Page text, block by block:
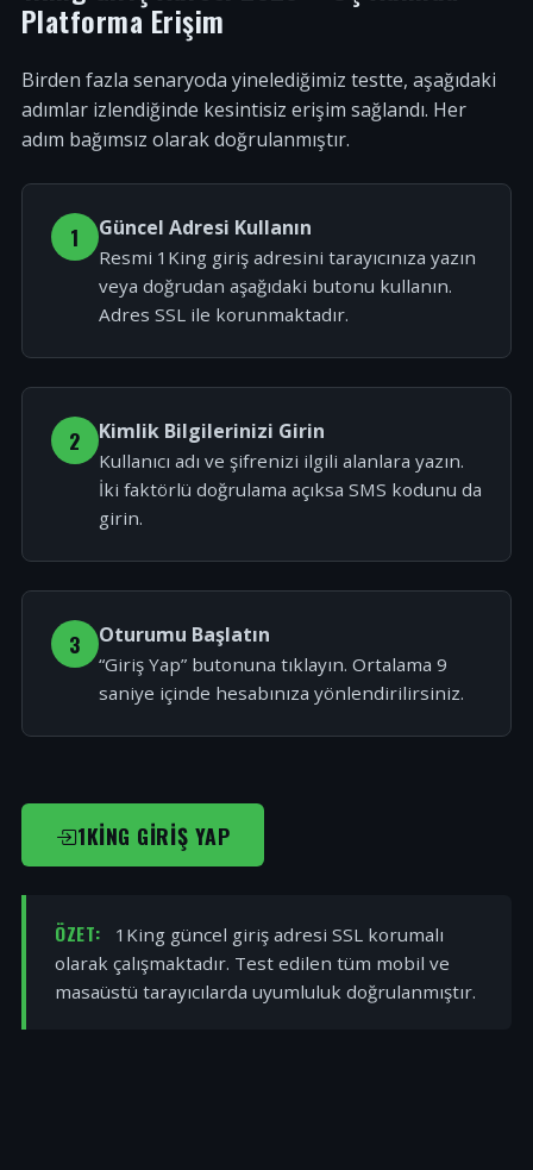
Platforma Erişim
Birden fazla senaryoda yinelediğimiz testte, aşağıdaki
adımlar izlendiğinde kesintisiz erişim sağlandı. Her
adım bağımsız olarak doğrulanmıştır.
1 Güncel Adresi Kullanın
Resmi 1King giriş adresini tarayıcınıza yazın
veya doğrudan aşağıdaki butonu kullanın.
Adres SSL ile korunmaktadır.
2 Kimlik Bilgilerinizi Girin
Kullanıcı adı ve şifrenizi ilgili alanlara yazın.
İki faktörlü doğrulama açıksa SMS kodunu da
girin.
3 Oturumu Başlatın
“Giriş Yap” butonuna tıklayın. Ortalama 9
saniye içinde hesabınıza yönlendirilirsiniz.
1KING GIRIŞ YAP
ÖZET:
1King güncel giriş adresi SSL korumalı
olarak çalışmaktadır. Test edilen tüm mobil ve
masaüstü tarayıcılarda uyumluluk doğrulanmıştır.